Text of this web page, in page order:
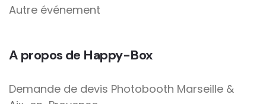
Autre événement
A propos de Happy-Box
Demande de devis Photobooth Marseille &